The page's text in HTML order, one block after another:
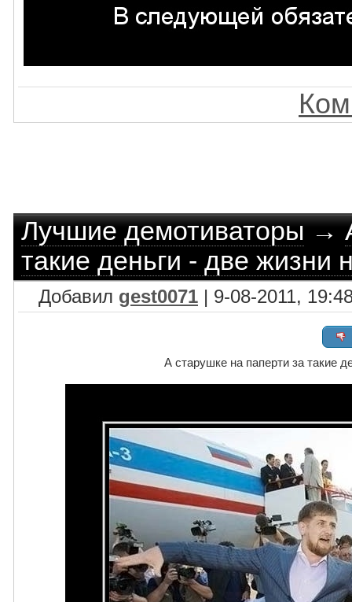
Лучшие демотиваторы→
такие деньги - две жизни
Добавил gest0071 | 9-08-2011,
А старушке на паперти за такие